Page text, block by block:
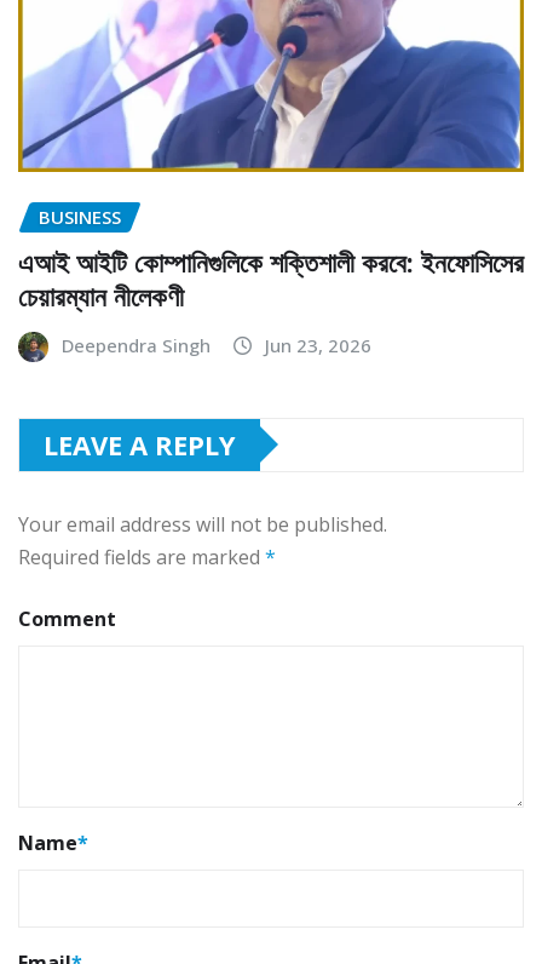
BUSINESS
এআই আইটি কোম্পানিগুলিকে শক্তিশালী করবে: ইনফোসিসের
চেয়ারম্যান নীলেকণী
Deependra Singh Jun 23, 2026
LEAVE A REPLY
Your email address will not be published.
Required fields are marked *
Comment
Name*